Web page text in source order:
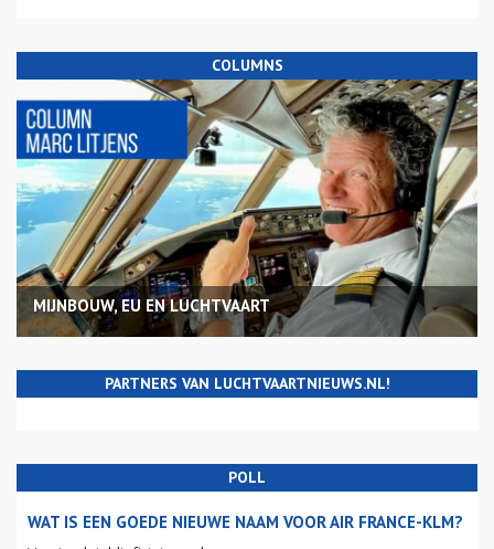
COLUMNS
MIJNBOUW, EU EN LUCHTVAART
PARTNERS VAN LUCHTVAARTNIEUWS.NL!
POLL
WAT IS EEN GOEDE NIEUWE NAAM VOOR AIR FRANCE-KLM?